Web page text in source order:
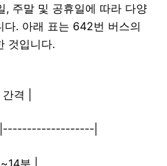
, 주말 및 공휴일에 따라 다양
다. 아래 표는 642번 버스의
것입니다.
격 |
|
분 |